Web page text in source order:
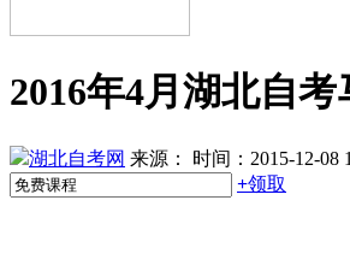
2016年4月湖北自
湖北自考网 来源：
时间：2015-12-08
+领取